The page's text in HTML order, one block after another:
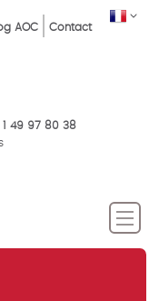
FR
AOC Contact
1 49 97 80 38